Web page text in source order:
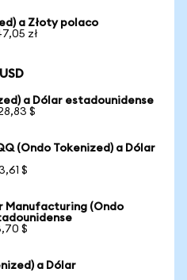
a Złoty polaco
zł
a Dólar estadounidense
$
(Ondo Tokenized) a Dólar
$
Manufacturing (Ondo
$
a Dólar